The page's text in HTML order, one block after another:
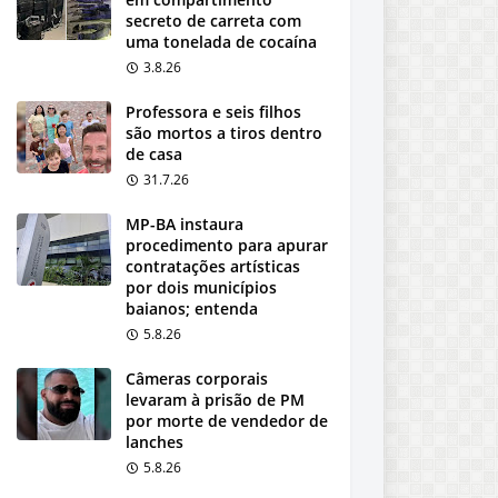
secreto de carreta com
uma tonelada de cocaína
3.8.26
Professora e seis filhos
são mortos a tiros dentro
de casa
31.7.26
MP-BA instaura
procedimento para apurar
contratações artísticas
por dois municípios
baianos; entenda
5.8.26
Câmeras corporais
levaram à prisão de PM
por morte de vendedor de
lanches
5.8.26